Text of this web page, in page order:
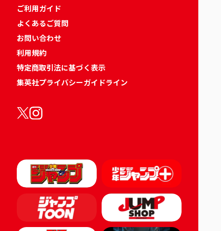
ご利用ガイド
よくあるご質問
お問い合わせ
利用規約
特定商取引法に基づく表示
集英社プライバシーガイドライン